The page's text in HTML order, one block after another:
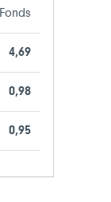
Fonds
4,69
0,98
0,95